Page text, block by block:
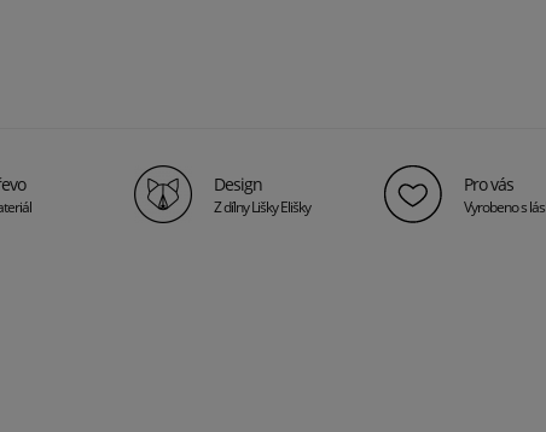
Design
Z dílny Lišky Elišky
Pro vás
Vyrobeno s